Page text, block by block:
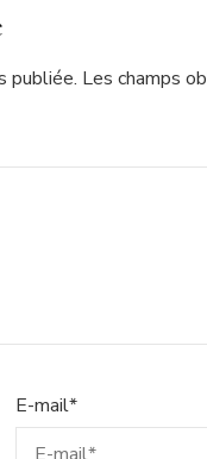
publiée. Les champs
E-mail*